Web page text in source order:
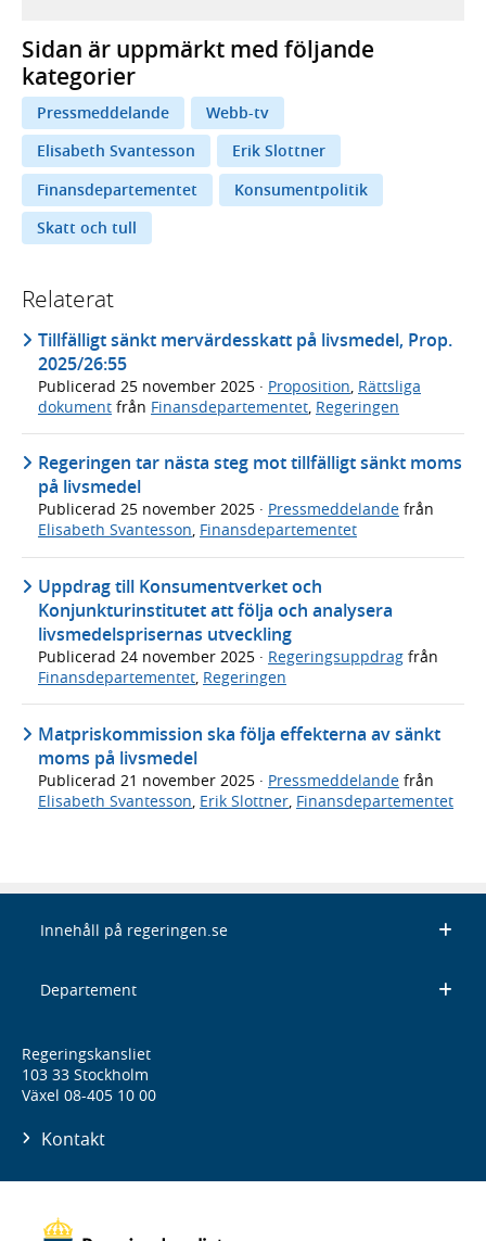
Sidan är uppmärkt med följande
kategorier
Pressmeddelande
Webb-tv
Elisabeth Svantesson
Erik Slottner
Finansdepartementet
Konsumentpolitik
Skatt och tull
Relaterat
Tillfälligt sänkt mervärdesskatt på livsmedel, Prop.
2025/26:55
Publicerad 25 november 2025 · Proposition Rättsliga
dokument från Finansdepartementet Regeringen
Regeringen tar nästa steg mot tillfälligt sänkt moms
på livsmedel
Publicerad 25 november 2025 · Pressmeddelande från
Elisabeth Svantesson, Finansdepartementet
Uppdrag till Konsumentverket och
Konjunkturinstitutet att följa och analysera
livsmedelsprisernas utveckling
Publicerad 24 november 2025 · Regeringsuppdrag från
Finansdepartementet, Regeringen
Matpriskommission ska följa effekterna av sänkt
moms på livsmedel
Publicerad 21 november 2025 · Pressmeddelande från
Elisabeth Svantesson Erik Slottner Finansdepartementet
Innehåll på regeringen.se
Departement
Regeringskansliet
103 33 Stockholm
Växel 08-405 10 00
Kontakt